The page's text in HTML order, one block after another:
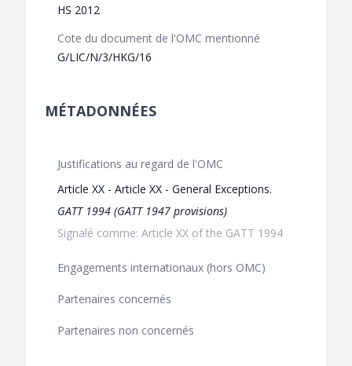
HS 2012
Cote du document de l'OMC mentionné
G/LIC/N/3/HKG/16
MÉTADONNÉES
Justifications au regard de l'OMC
Article XX - Article XX - General Exceptions.
GATT 1994 (GATT 1947 provisions)
Signalé comme: Article XX of the GATT 1994
Engagements internationaux (hors OMC)
Partenaires concernés
Partenaires non concernés